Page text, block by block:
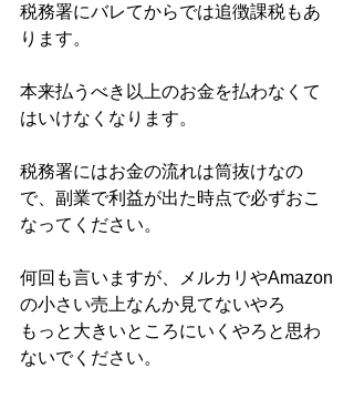
税務署にバレてからでは追徴課税もあ
ります。
本来払うべき以上のお金を払わなくて
はいけなくなります。
税務署にはお金の流れは筒抜けなの
で、副業で利益が出た時点で必ずおこ
なってください。
何回も言いますが、メルカリやAmazon
の小さい売上なんか見てないやろ
もっと大きいところにいくやろと思わ
ないでください。